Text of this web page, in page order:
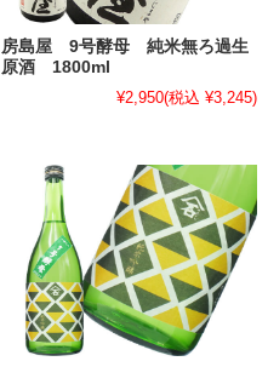
房島屋 9号酵母 純米無ろ過生
原酒 1800ml
¥2,950(税込 ¥3,245)